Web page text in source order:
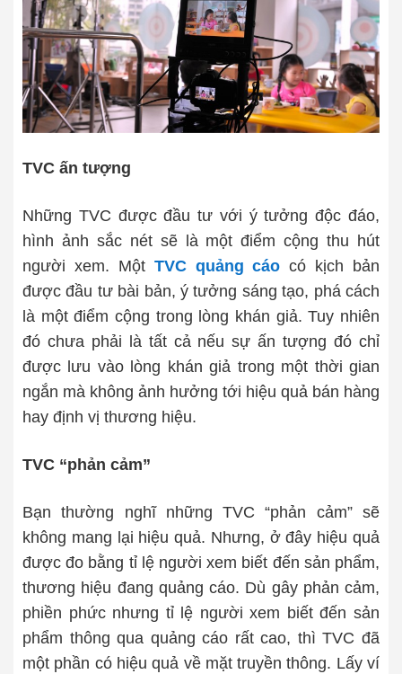
TVC ấn tượng
Những TVC được đầu tư với ý tưởng độc đáo,
hình ảnh sắc nét sẽ là một điểm cộng thu hút
người xem. Một TVC quảng cáo có kịch bản
được đầu tư bài bản, ý tưởng sáng tạo, phá cách
là một điểm cộng trong lòng khán giả. Tuy nhiên
đó chưa phải là tất cả nếu sự ấn tượng đó chỉ
được lưu vào lòng khán giả trong một thời gian
ngắn mà không ảnh hưởng tới hiệu quả bán hàng
hay định vị thương hiệu.
TVC “phản cảm”
Bạn thường nghĩ những TVC “phản cảm” sẽ
không mang lại hiệu quả. Nhưng, ở đây hiệu quả
được đo bằng tỉ lệ người xem biết đến sản phẩm,
thương hiệu đang quảng cáo. Dù gây phản cảm,
phiền phức nhưng tỉ lệ người xem biết đến sản
phẩm thông qua quảng cáo rất cao, thì TVC đã
một phần có hiệu quả về mặt truyền thông. Lấy ví